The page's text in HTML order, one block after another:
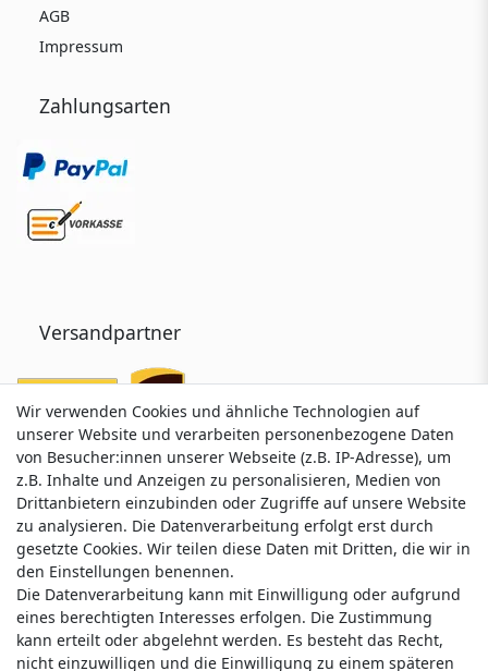
AGB
Impressum
Zahlungsarten
Versandpartner
Service & Kontakt
Wünschen Sie einen Rückruf?
service@nawajo.de
Wir verwenden Cookies und ähnliche Technologien auf
unserer Website und verarbeiten personenbezogene Daten
von Besucher:innen unserer Webseite (z.B. IP-Adresse), um
z.B. Inhalte und Anzeigen zu personalisieren, Medien von
Drittanbietern einzubinden oder Zugriffe auf unsere Website
zu analysieren. Die Datenverarbeitung erfolgt erst durch
gesetzte Cookies. Wir teilen diese Daten mit Dritten, die wir in
den Einstellungen benennen.
Die Datenverarbeitung kann mit Einwilligung oder aufgrund
eines berechtigten Interesses erfolgen. Die Zustimmung
kann erteilt oder abgelehnt werden. Es besteht das Recht,
nicht einzuwilligen und die Einwilligung zu einem späteren
Wir verwenden Cookies und ähnliche Technologien auf
unserer Website und verarbeiten personenbezogene Daten
von Besucher:innen unserer Webseite (z.B. IP-Adresse), um
z.B. Inhalte und Anzeigen zu personalisieren, Medien von
Drittanbietern einzubinden oder Zugriffe auf unsere Website
zu analysieren. Die Datenverarbeitung erfolgt erst durch
gesetzte Cookies. Wir teilen diese Daten mit Dritten, die wir in
den Einstellungen benennen.
Die Datenverarbeitung kann mit Einwilligung oder aufgrund
eines berechtigten Interesses erfolgen. Die Zustimmung
kann erteilt oder abgelehnt werden. Es besteht das Recht,
nicht einzuwilligen und die Einwilligung zu einem späteren